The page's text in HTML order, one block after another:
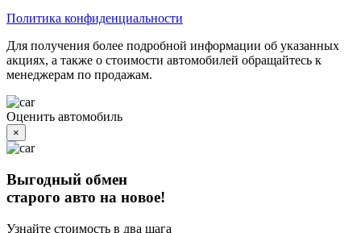
Политика конфиденциальности
Для получения более подробной информации об указанных
акциях, а также о стоимости автомобилей обращайтесь к
менеджерам по продажам.
Оценить автомобиль
×
Выгодный обмен
старого авто на новое!
Узнайте стоимость в два шага